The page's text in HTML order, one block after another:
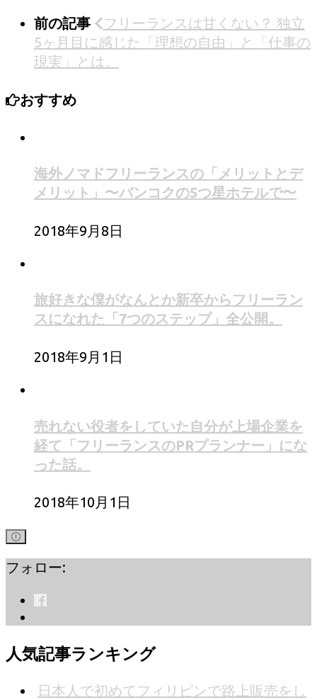
前の記事
フリーランスは甘くない？ 独立
5ヶ月目に感じた「理想の自由」と「仕事の
現実」とは。
おすすめ
海外ノマドフリーランスの「メリットとデ
メリット」〜バンコクの5つ星ホテルで〜
2018年9月8日
旅好きな僕がなんとか新卒からフリーラン
スになれた「7つのステップ」全公開。
2018年9月1日
売れない役者をしていた自分が上場企業を
経て「フリーランスのPRプランナー」にな
った話。
2018年10月1日
フォロー:
人気記事ランキング
日本人で初めてフィリピンで路上販売をし